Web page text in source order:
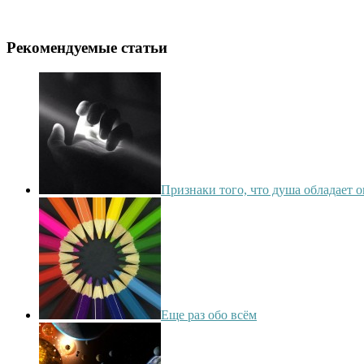
Рекомендуемые статьи
Признаки того, что душа обладает
Еще раз обо всём